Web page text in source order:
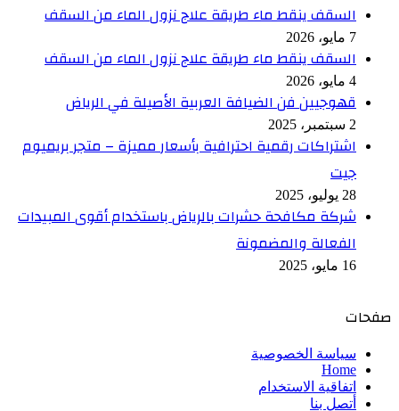
السقف ينقط ماء طريقة علاج نزول الماء من السقف
7 مايو، 2026
السقف ينقط ماء طريقة علاج نزول الماء من السقف
4 مايو، 2026
قهوجيين فن الضيافة العربية الأصيلة في الرياض
2 سبتمبر، 2025
اشتراكات رقمية احترافية بأسعار مميزة – متجر بريميوم
جيت
28 يوليو، 2025
شركة مكافحة حشرات بالرياض باستخدام أقوى المبيدات
الفعالة والمضمونة
16 مايو، 2025
صفحات
سياسة الخصوصية
Home
اتفاقية الاستخدام
أتصل بنا